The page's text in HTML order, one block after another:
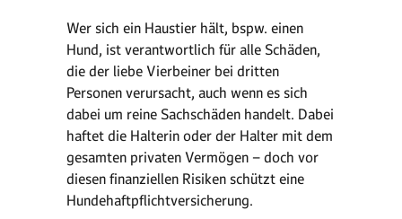
Wer sich ein Haustier hält, bspw. einen
Hund, ist verantwortlich für alle Schäden,
die der liebe Vierbeiner bei dritten
Personen verursacht, auch wenn es sich
dabei um reine Sachschäden handelt. Dabei
haftet die Halterin oder der Halter mit dem
gesamten privaten Vermögen – doch vor
diesen finanziellen Risiken schützt eine
Hundehaftpflichtversicherung.